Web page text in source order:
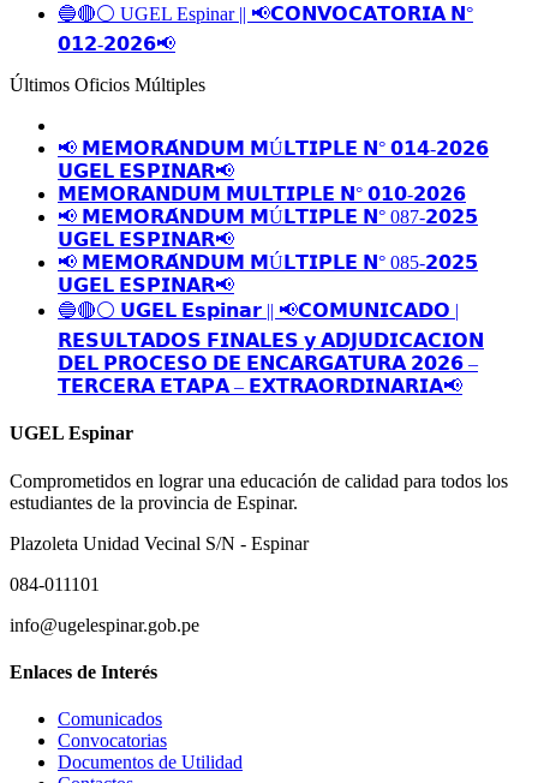
🔵🔴⚪️ UGEL Espinar || 📢𝗖𝗢𝗡𝗩𝗢𝗖𝗔𝗧𝗢𝗥𝗜𝗔 𝗡°
𝟬𝟭𝟮-𝟮𝟬𝟮𝟲📢
Últimos Oficios Múltiples
📢 𝗠𝗘𝗠𝗢𝗥𝗔́𝗡𝗗𝗨𝗠 𝗠Ú𝗟𝗧𝗜𝗣𝗟𝗘 𝗡° 𝟬𝟭𝟰-𝟮𝟬𝟮𝟲
𝗨𝗚𝗘𝗟 𝗘𝗦𝗣𝗜𝗡𝗔𝗥📢
𝗠𝗘𝗠𝗢𝗥𝗔𝗡𝗗𝗨𝗠 𝗠𝗨𝗟𝗧𝗜𝗣𝗟𝗘 𝗡° 𝟬𝟭𝟬-𝟮𝟬𝟮𝟲
📢 𝗠𝗘𝗠𝗢𝗥𝗔́𝗡𝗗𝗨𝗠 𝗠Ú𝗟𝗧𝗜𝗣𝗟𝗘 𝗡° 087-𝟮𝟬𝟮𝟱
𝗨𝗚𝗘𝗟 𝗘𝗦𝗣𝗜𝗡𝗔𝗥📢
📢 𝗠𝗘𝗠𝗢𝗥𝗔́𝗡𝗗𝗨𝗠 𝗠Ú𝗟𝗧𝗜𝗣𝗟𝗘 𝗡° 085-𝟮𝟬𝟮𝟱
𝗨𝗚𝗘𝗟 𝗘𝗦𝗣𝗜𝗡𝗔𝗥📢
🔵🔴⚪️ 𝗨𝗚𝗘𝗟 𝗘𝘀𝗽𝗶𝗻𝗮𝗿 || 📢𝗖𝗢𝗠𝗨𝗡𝗜𝗖𝗔𝗗𝗢 |
𝗥𝗘𝗦𝗨𝗟𝗧𝗔𝗗𝗢𝗦 𝗙𝗜𝗡𝗔𝗟𝗘𝗦 𝘆 𝗔𝗗𝗝𝗨𝗗𝗜𝗖𝗔𝗖𝗜𝗢𝗡
𝗗𝗘𝗟 𝗣𝗥𝗢𝗖𝗘𝗦𝗢 𝗗𝗘 𝗘𝗡𝗖𝗔𝗥𝗚𝗔𝗧𝗨𝗥𝗔 𝟮𝟬𝟮𝟲 –
𝗧𝗘𝗥𝗖𝗘𝗥𝗔 𝗘𝗧𝗔𝗣𝗔 – 𝗘𝗫𝗧𝗥𝗔𝗢𝗥𝗗𝗜𝗡𝗔𝗥𝗜𝗔📢
UGEL Espinar
Comprometidos en lograr una educación de calidad para todos los
estudiantes de la provincia de Espinar.
Plazoleta Unidad Vecinal S/N - Espinar
084-011101
info@ugelespinar.gob.pe
Enlaces de Interés
Comunicados
Convocatorias
Documentos de Utilidad